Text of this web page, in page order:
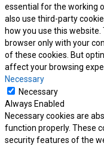
essential for the working
also use third-party
how you use this
browser only with your
of these cookies. But
affect your browsing
Necessary
Necessary
Always Enabled
Necessary cookies are
function properly. These
security features of the